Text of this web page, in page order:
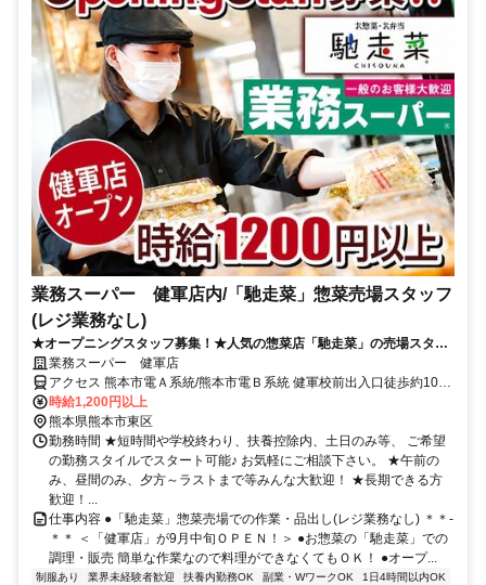
業務スーパー 健軍店内/「馳走菜」惣菜売場スタッフ
(レジ業務なし)
★オープニングスタッフ募集！★人気の惣菜店「馳走菜」の売場スタッ
フ(レジ業務なし)募集！★調理未経験ＯＫ！今なら沢山の仲間とスター
トできます！★髪色自由＆ネイルＯＫ
業務スーパー 健軍店
アクセス 熊本市電Ａ系統/熊本市電Ｂ系統 健軍校前出入口徒歩約10
分、熊本市電Ａ系統/熊本市電Ｂ系統 神水交差点徒歩約11分、熊本市
電Ａ系統/熊本市電Ｂ系統 動植物園入口徒歩約13分 ※他、八丁馬場
駅、健軍交番前駅、商業高校前駅、市立体育館前駅、健軍町駅、 水
前寺公園駅などからも便利！
時給1,200円以上
熊本県熊本市東区
勤務時間 ★短時間や学校終わり、扶養控除内、土日のみ等、 ご希望
の勤務スタイルでスタート可能♪ お気軽にご相談下さい。 ★午前の
み、昼間のみ、夕方～ラストまで等みんな大歓迎！ ★長期できる方
歓迎！...
仕事内容 ●「馳走菜」惣菜売場での作業・品出し(レジ業務なし) ＊＊-
＊＊ ＜「健軍店」が9月中旬ＯＰＥＮ！＞ ●お惣菜の「馳走菜」での
調理・販売 簡単な作業なので料理ができなくてもＯＫ！ ●オープ...
制服あり 業界未経験者歓迎 扶養内勤務OK 副業・WワークOK
1日4時間以内OK